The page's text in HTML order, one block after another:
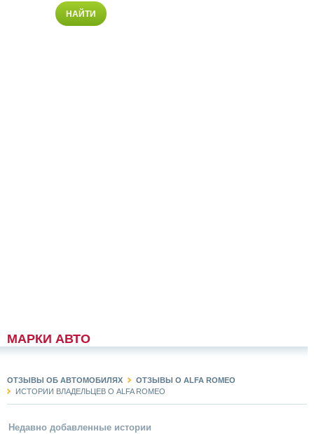
МАРКИ АВТО
ОТЗЫВЫ ОБ АВТОМОБИЛЯХ
ОТЗЫВЫ О ALFA ROMEO
ИСТОРИИ ВЛАДЕЛЬЦЕВ О ALFA ROMEO
Недавно добавленные истории